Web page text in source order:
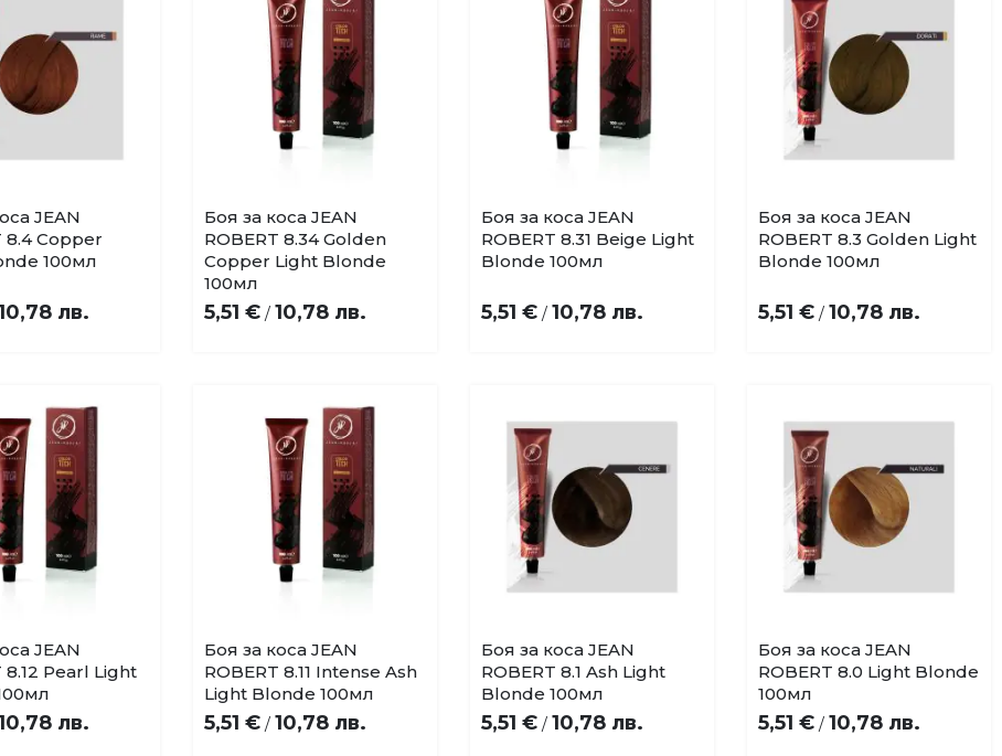
в
любими
Купи
JEAN
8.4 Copper
100мл
лв.
Добави
в
любими
Купи
Боя за коса JEAN
ROBERT 8.34 Golden
Copper Light Blonde
100мл
5,51 € / 10,78 лв.
Добави
в
Купи
Боя за коса JEAN
ROBERT 8.31 Beige Light
Blonde 100мл
5,51 € / 10,78 лв.
Добави
в
Купи
Боя за коса JEAN
ROBERT 8.3 Golden Light
Blonde 100мл
5,51 € / 10,78 лв.
Добави
в
Купи
JEAN
8.12 Pearl Light
лв.
Добави
в
любими
Купи
Боя за коса JEAN
ROBERT 8.11 Intense Ash
Light Blonde 100мл
5,51 € / 10,78 лв.
Добави
в
Купи
Боя за коса JEAN
ROBERT 8.1 Ash Light
Blonde 100мл
5,51 € / 10,78 лв.
Добави
в
Купи
Боя за коса JEAN
ROBERT 8.0 Light Blonde
100мл
5,51 € / 10,78 лв.